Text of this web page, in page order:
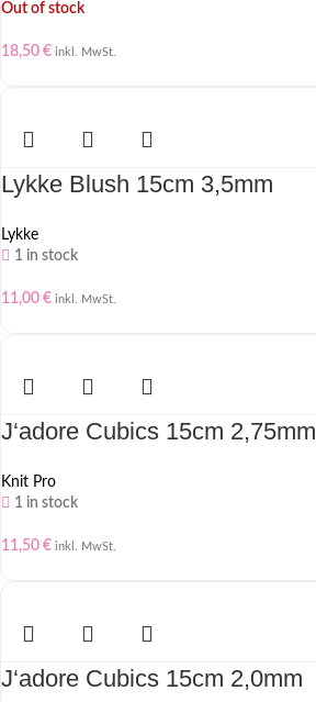
Out of stock
18,50 € inkl. MwSt.
Lykke Blush 15cm 3,5mm
Lykke
1 in stock
11,00 € inkl. MwSt.
J‘adore Cubics 15cm 2,75mm
Knit Pro
1 in stock
11,50 € inkl. MwSt.
J‘adore Cubics 15cm 2,0mm